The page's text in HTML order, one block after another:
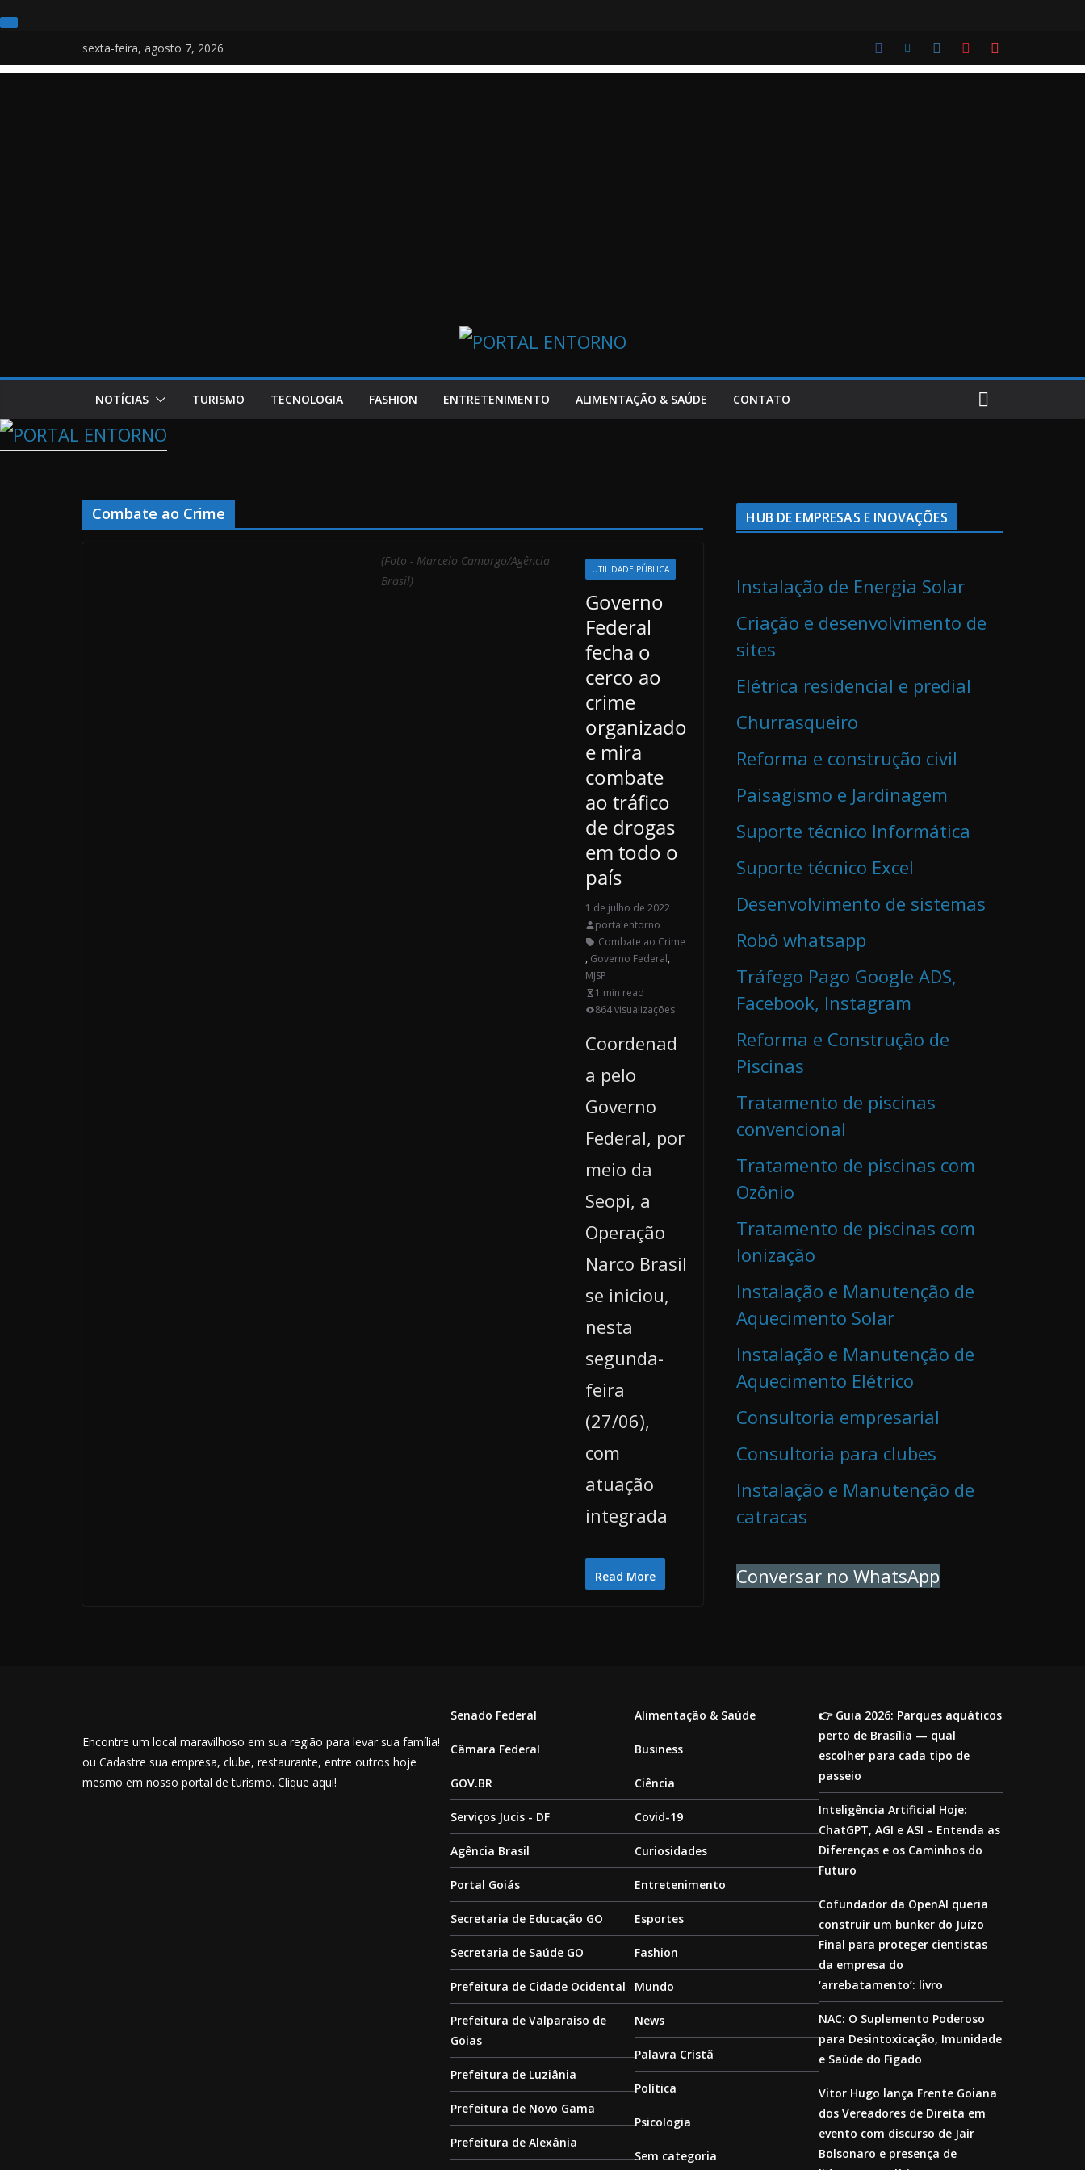
para
sexta-feira, agosto 7, 2026
NOTÍCIAS TURISMO TECNOLOGIA FASHION ENTRETENIMENTO ALIMENTAÇÃO & SAÚDE CONTATO
Combate ao Crime
(Foto - Marcelo Camargo/Agência
Brasil)
UTILIDADE PÚBLICA
Governo
Federal
fecha o
cerco ao
crime
organizado
e mira
combate
ao tráfico
de drogas
em todo o
país
1 de julho de 2022
portalentorno
Combate ao Crime
, Governo Federal,
MJSP
1 min read
864 visualizações
Coordenad
a pelo
Governo
Federal, por
meio da
Seopi, a
Operação
Narco Brasil
se iniciou,
nesta
segunda-
feira
(27/06),
com
atuação
integrada
Read More
HUB DE EMPRESAS E INOVAÇÕES
Instalação de Energia Solar
Criação e desenvolvimento de
sites
Elétrica residencial e predial
Churrasqueiro
Reforma e construção civil
Paisagismo e Jardinagem
Suporte técnico Informática
Suporte técnico Excel
Desenvolvimento de sistemas
Robô whatsapp
Tráfego Pago Google ADS,
Facebook, Instagram
Reforma e Construção de
Piscinas
Tratamento de piscinas
convencional
Tratamento de piscinas com
Ozônio
Tratamento de piscinas com
Ionização
Instalação e Manutenção de
Aquecimento Solar
Instalação e Manutenção de
Aquecimento Elétrico
Consultoria empresarial
Consultoria para clubes
Instalação e Manutenção de
catracas
Conversar no WhatsApp
Encontre um local maravilhoso em sua região para levar sua família!
ou Cadastre sua empresa, clube, restaurante, entre outros hoje
mesmo em nosso portal de turismo. Clique aqui!
Senado Federal
Câmara Federal
GOV.BR
Serviços Jucis - DF
Agência Brasil
Portal Goiás
Secretaria de Educação GO
Secretaria de Saúde GO
Prefeitura de Cidade Ocidental
Prefeitura de Valparaiso de
Goias
Prefeitura de Luziânia
Prefeitura de Novo Gama
Prefeitura de Alexânia
Alimentação & Saúde
Business
Ciência
Covid-19
Curiosidades
Entretenimento
Esportes
Fashion
Mundo
News
Palavra Cristã
Política
Psicologia
Sem categoria
👉 Guia 2026: Parques aquáticos
perto de Brasília — qual
escolher para cada tipo de
passeio
Inteligência Artificial Hoje:
ChatGPT, AGI e ASI – Entenda as
Diferenças e os Caminhos do
Futuro
Cofundador da OpenAI queria
construir um bunker do Juízo
Final para proteger cientistas
da empresa do
‘arrebatamento’: livro
NAC: O Suplemento Poderoso
para Desintoxicação, Imunidade
e Saúde do Fígado
Vitor Hugo lança Frente Goiana
dos Vereadores de Direita em
evento com discurso de Jair
Bolsonaro e presença de